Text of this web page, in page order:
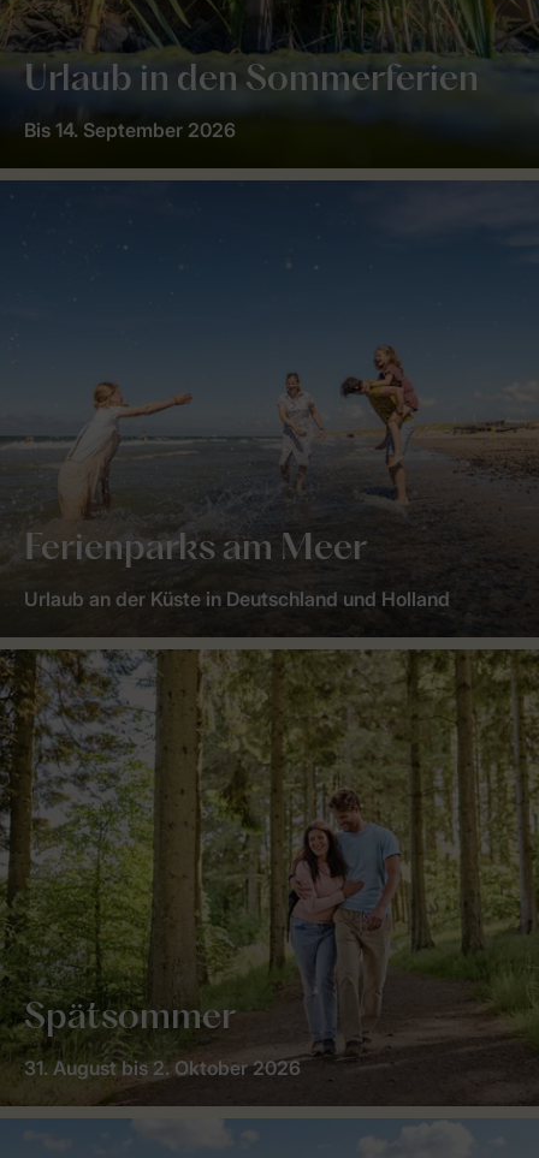
Urlaub in den Sommerferien
Bis 14. September 2026
Ferienparks am Meer
Urlaub an der Küste in Deutschland und Holland
Spätsommer
31. August bis 2. Oktober 2026